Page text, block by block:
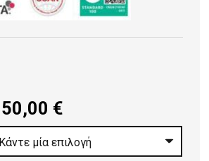
50,00 €
range:
20,00 €